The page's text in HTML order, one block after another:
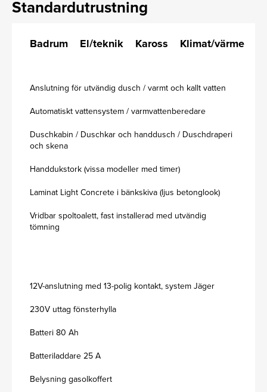
Standardutrustning
Badrum El/teknik Kaross Klimat/värme
Anslutning för utvändig dusch / varmt och kallt vatten
Automatiskt vattensystem / varmvattenberedare
Duschkabin / Duschkar och handdusch / Duschdraperi
och skena
Handdukstork (vissa modeller med timer)
Laminat Light Concrete i bänkskiva (ljus betonglook)
Vridbar spoltoalett, fast installerad med utvändig
tömning
12V-anslutning med 13-polig kontakt, system Jäger
230V uttag fönsterhylla
Batteri 80 Ah
Batteriladdare 25 A
Belysning gasolkoffert